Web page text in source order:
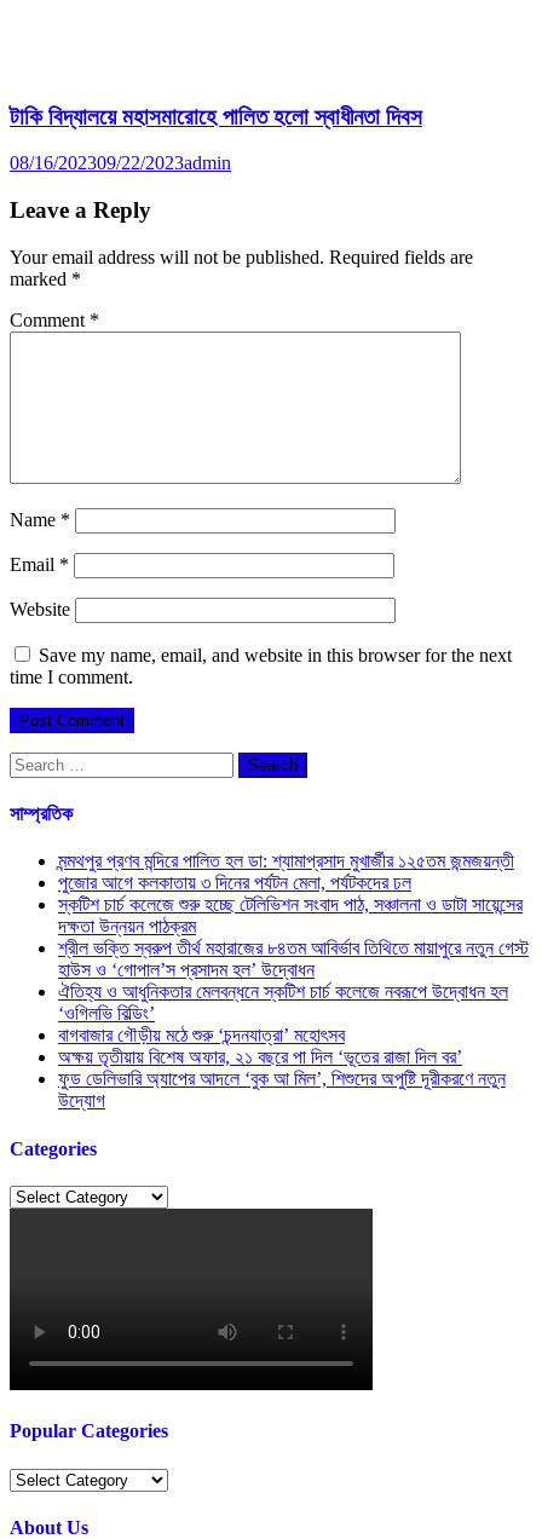
টাকি বিদ্যালয়ে মহাসমারোহে পালিত হলো স্বাধীনতা দিবস
08/16/202309/22/2023admin
Leave a Reply
Your email address will not be published. Required fields are
marked *
Comment *
Name *
Email *
Website
Save my name, email, and website in this browser for the next
time I comment.
Search
for:
সাম্প্রতিক
মন্মথপুর প্রণব মন্দিরে পালিত হল ডা: শ্যামাপ্রসাদ মুখার্জীর ১২৫তম জন্মজয়ন্তী
পুজোর আগে কলকাতায় ৩ দিনের পর্যটন মেলা, পর্যটকদের ঢল
স্কটিশ চার্চ কলেজে শুরু হচ্ছে টেলিভিশন সংবাদ পাঠ, সঞ্চালনা ও ডাটা সায়েন্সের
দক্ষতা উন্নয়ন পাঠক্রম
শ্রীল ভক্তি স্বরুপ তীর্থ মহারাজের ৮৪তম আবির্ভাব তিথিতে মায়াপুরে নতুন গেস্ট
হাউস ও ‘গোপাল’স প্রসাদম হল’ উদ্বোধন
ঐতিহ্য ও আধুনিকতার মেলবন্ধনে স্কটিশ চার্চ কলেজে নবরূপে উদ্বোধন হল
‘ওগিলভি বিল্ডিং’
বাগবাজার গৌড়ীয় মঠে শুরু ‘চন্দনযাত্রা’ মহোৎসব
অক্ষয় তৃতীয়ায় বিশেষ অফার, ২১ বছরে পা দিল ‘ভূতের রাজা দিল বর’
ফুড ডেলিভারি অ্যাপের আদলে ‘বুক আ মিল’, শিশুদের অপুষ্টি দূরীকরণে নতুন
উদ্যোগ
Categories
Categories
Popular Categories
Popular
About Us